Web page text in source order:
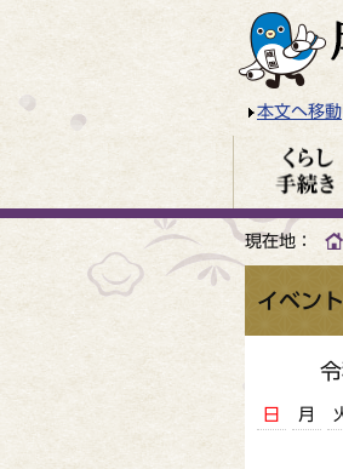
本文へ移動
現在地：
イベン
日 月